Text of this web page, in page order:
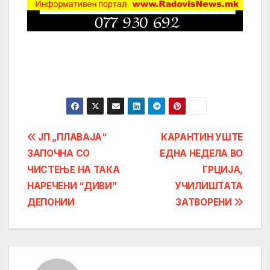
Post
navigation
КАРАНТИН УШТЕ
ЕДНА НЕДЕЛА ВО
ГРЦИЈА,
УЧИЛИШТАТА
ЗАТВОРЕНИ
ЈП „ПЛАВАЈА“
ЗАПОЧНА СО
ЧИСТЕЊЕ НА ТАКА
НАРЕЧЕНИ “ДИВИ”
ДЕПОНИИ